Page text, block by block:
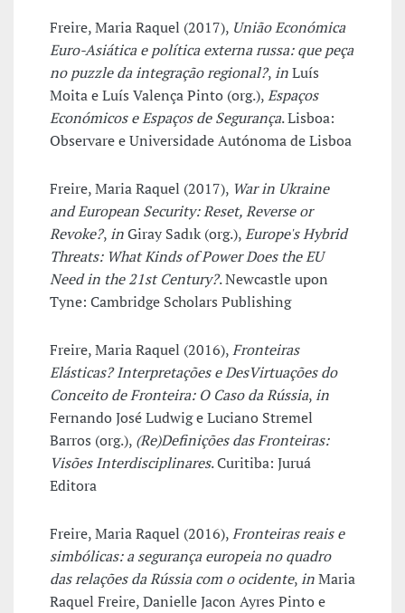
Freire, Maria Raquel (2017), União Económica
Euro-Asiática e política externa russa: que peça
no puzzle da integração regional?,inLuís
Moita e Luís Valença Pinto (org.),Espaços
Económicos e Espaços de Segurança. Lisboa:
Observare e Universidade Autónoma de Lisboa
Freire, Maria Raquel (2017), War in Ukraine
and European Security: Reset, Reverse or
Revoke?,inGiray Sadık (org.),Europe's Hybrid
Threats: What Kinds of Power Does the EU
Need in the 21st Century?. Newcastle upon
Tyne: Cambridge Scholars Publishing
Freire, Maria Raquel (2016),Fronteiras
Elásticas? Interpretações e DesVirtuações do
Conceito de Fronteira: O Caso da Rússia,in
Fernando José Ludwig e Luciano Stremel
Barros (org.), (Re)Definições das Fronteiras:
Visões Interdisciplinares. Curitiba: Juruá
Editora
Freire, Maria Raquel (2016),Fronteiras reais e
simbólicas: a segurança europeia no quadro
das relações da Rússia com o ocidente,inMaria
Raquel Freire, Danielle Jacon Ayres Pinto e